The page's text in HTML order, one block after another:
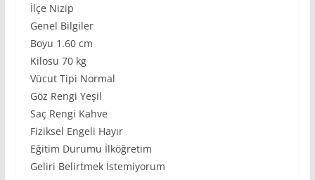
İlçe Nizip
Genel Bilgiler
Boyu 1.60 cm
Kilosu 70 kg
Vücut Tipi Normal
Göz Rengi Yeşil
Saç Rengi Kahve
Fiziksel Engeli Hayır
Eğitim Durumu İlköğretim
Geliri Belirtmek İstemiyorum